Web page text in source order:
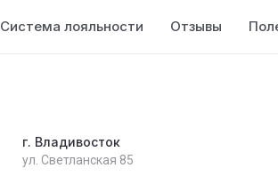
Система лояльности Отзывы
г. Владивосток
ул. Светланская 85